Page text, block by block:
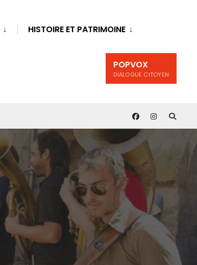
HISTOIRE ET PATRIMOINE
POPVOX
DIALOGUE CITOYEN